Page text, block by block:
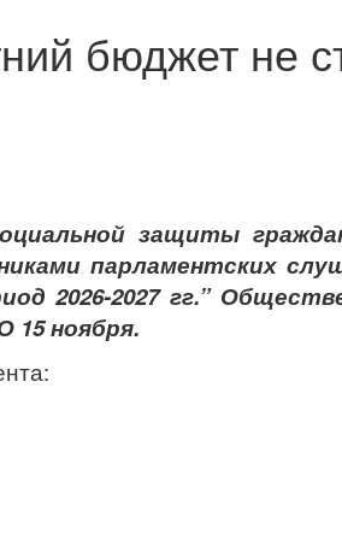
бюджет не
защиты
парламентских
2026-2027 гг.”
15 ноября.